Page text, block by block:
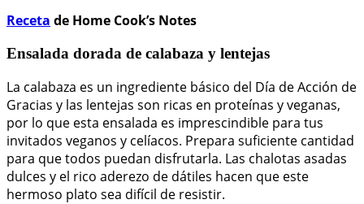
Receta de Home Cook’s Notes
Ensalada dorada de calabaza y lentejas
La calabaza es un ingrediente básico del Día de Acción de
Gracias y las lentejas son ricas en proteínas y veganas,
por lo que esta ensalada es imprescindible para tus
invitados veganos y celíacos. Prepara suficiente cantidad
para que todos puedan disfrutarla. Las chalotas asadas
dulces y el rico aderezo de dátiles hacen que este
hermoso plato sea difícil de resistir.